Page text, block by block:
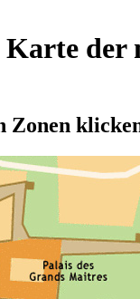
der
Zonen